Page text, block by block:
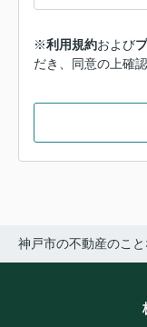
※利用規約および
だき、同意の上確
神戸市の不動産のこ